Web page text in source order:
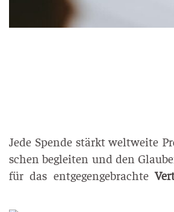
Jede Spen­de stärkt welt­wei­te
schen beglei­ten und den
für das ent­ge­gen­ge­brach­te